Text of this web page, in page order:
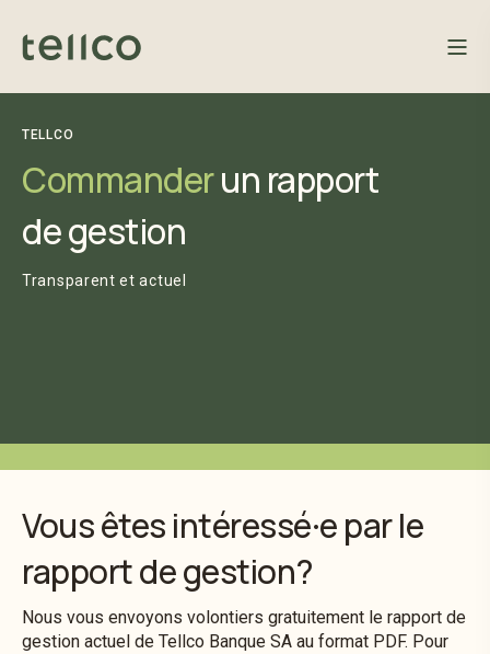
TELLCO
Commanderun rapport
de gestion
Transparent et actuel
Vous êtes intéressé·e par le
rapport de gestion?
Nous vous envoyons volontiers gratuitement le rapport de
gestion actuel de Tellco Banque SA au format PDF. Pour